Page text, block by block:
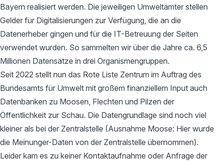
Bayern realisiert werden. Die jeweiligen Umweltämter stellen
Gelder für Digitalisierungen zur Verfügung, die an die
Datenerheber gingen und für die IT-Betreuung der Seiten
verwendet wurden. So sammelten wir über die Jahre ca. 6,5
Millionen Datensätze in drei Organismengruppen.
Seit 2022 stellt nun das Rote Liste Zentrum im Auftrag des
Bundesamts für Umwelt mit großem finanziellem Input auch
Datenbanken zu Moosen, Flechten und Pilzen der
Öffentlichkeit zur Schau. Die Datengrundlage sind noch viel
kleiner als bei der Zentralstelle (Ausnahme Moose: Hier wurde
die Meinunger-Daten von der Zentralstelle übernommen).
Leider kam es zu keiner Kontaktaufnahme oder Anfrage der